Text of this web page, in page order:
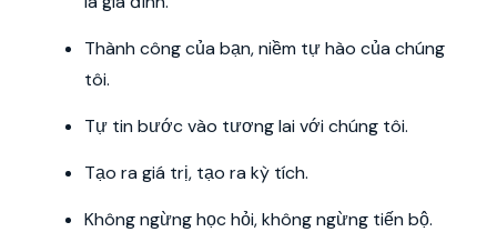
Thành công của bạn, niềm tự hào của chúng
tôi.
Tự tin bước vào tương lai với chúng tôi.
Tạo ra giá trị, tạo ra kỳ tích.
Không ngừng học hỏi, không ngừng tiến bộ.